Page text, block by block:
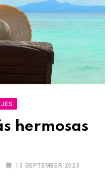
hermosas
13 SEPTEMBER 2023